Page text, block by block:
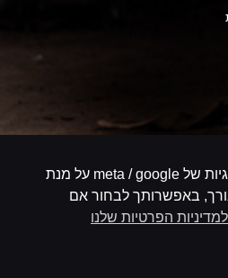
האתר שלנו משתמש בעוגיות של meta / google על מנת
באפשרותך לבחור אם
למדיניות הפרטיות שלנו